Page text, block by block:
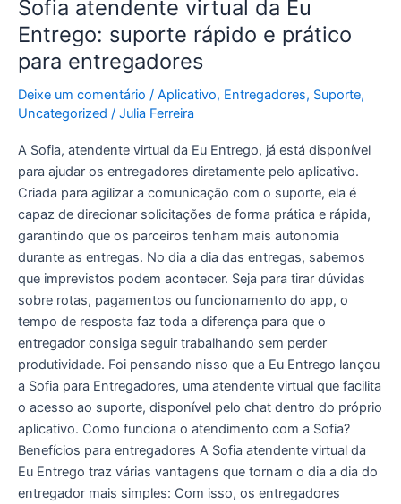
Sofia atendente virtual da Eu
Entrego: suporte rápido e prático
para entregadores
Deixe um comentário / Aplicativo, Entregadores, Suporte,
Uncategorized / Julia Ferreira
A Sofia, atendente virtual da Eu Entrego, já está disponível
para ajudar os entregadores diretamente pelo aplicativo.
Criada para agilizar a comunicação com o suporte, ela é
capaz de direcionar solicitações de forma prática e rápida,
garantindo que os parceiros tenham mais autonomia
durante as entregas. No dia a dia das entregas, sabemos
que imprevistos podem acontecer. Seja para tirar dúvidas
sobre rotas, pagamentos ou funcionamento do app, o
tempo de resposta faz toda a diferença para que o
entregador consiga seguir trabalhando sem perder
produtividade. Foi pensando nisso que a Eu Entrego lançou
a Sofia para Entregadores, uma atendente virtual que facilita
o acesso ao suporte, disponível pelo chat dentro do próprio
aplicativo. Como funciona o atendimento com a Sofia?
Benefícios para entregadores A Sofia atendente virtual da
Eu Entrego traz várias vantagens que tornam o dia a dia do
entregador mais simples: Com isso, os entregadores
entregadores